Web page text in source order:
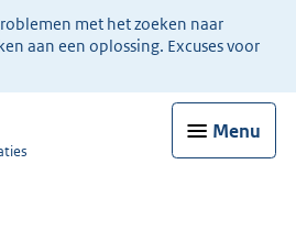
met het zoeken naar
aan een oplossing. Excuses voor
Menu